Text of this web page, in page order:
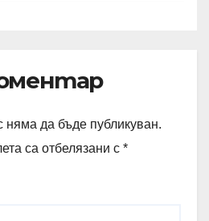
да бъде публикуван.
са отбелязани с *